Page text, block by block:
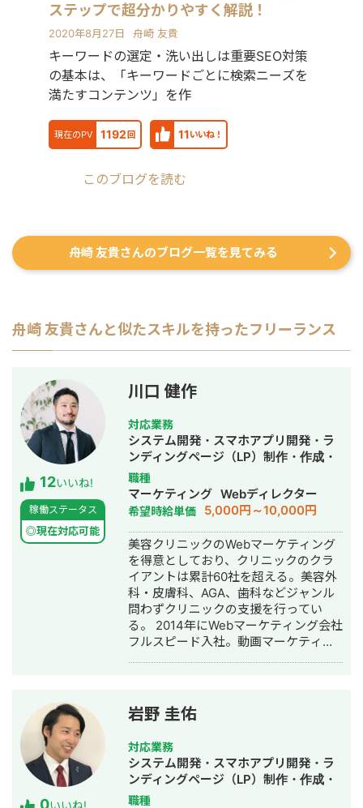
ステップで超分かりやすく解説！
2020年8月27日 舟崎 友貴
現在のPV 1192回 11いいね！
キーワードの選定・洗い出しは重要SEO対策
の基本は、「キーワードごとに検索ニーズを
満たすコンテンツ」を作
このブログを読む
舟崎 友貴さんのブログ一覧を見てみる
舟崎 友貴さんと似たスキルを持ったフリーランス
12いいね!
稼働ステータス
◎現在対応可能
川口 健作
対応業務
システム開発・スマホアプリ開発・ラ
ンディングページ（LP）制作・作成・
Youtubeチャンネル運営代行・立ち上
げ・ECサイト構築・ネットショップ作
成代行・SEO対策・新規事業立上・
SNS運用代行・記事作成代行・ライテ
ィング・ホームページ制作・作成・バ
ナー制作・デザイン・ロゴデザイン・
作成・リスティング広告運用代行・オ
ウンドメディア制作・構築・運用代
行・動画制作・動画編集・営業代行
職種
マーケティング Webディレクター
希望時給単価 5,000円～10,000円
美容クリニックのWebマーケティング
を得意としており、クリニックのクラ
イアントは累計60社を超える。美容外
科・皮膚科、AGA、歯科などジャンル
問わずクリニックの支援を行ってい
る。 2014年にWebマーケティング会社
フルスピード入社。動画マーケティン
独立。 独立後はフリーランスとなり、
フロントエンドエンジニア兼総合Web
マーケターとして活動。現在はWebコ
ンサルティング会社を創設し、法人と
してStockSunに参画。
0いいね!
岩野 圭佑
対応業務
システム開発・スマホアプリ開発・ラ
ンディングページ（LP）制作・作成・
Youtubeチャンネル運営代行・立ち上
職種